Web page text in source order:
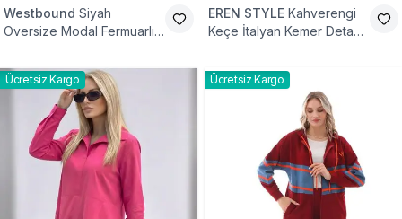
Westbound Siyah
Oversize Modal Fermuarlı
EREN STYLE Kahverengi
Keçe İtalyan Kemer Detaylı
Ücretsiz Kargo Ücretsiz Kargo